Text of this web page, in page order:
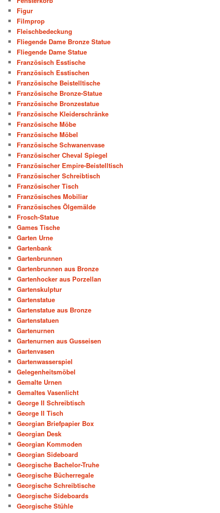
Figur
Filmprop
Fleischbedeckung
Fliegende Dame Bronze Statue
Fliegende Dame Statue
Französisch Esstische
Französisch Esstischen
Französische Beistelltische
Französische Bronze-Statue
Französische Bronzestatue
Französische Kleiderschränke
Französische Möbe
Französische Möbel
Französische Schwanenvase
Französischer Cheval Spiegel
Französischer Empire-Beistelltisch
Französischer Schreibtisch
Französischer Tisch
Französisches Mobiliar
Französisches Ölgemälde
Frosch-Statue
Games Tische
Garten Urne
Gartenbank
Gartenbrunnen
Gartenbrunnen aus Bronze
Gartenhocker aus Porzellan
Gartenskulptur
Gartenstatue
Gartenstatue aus Bronze
Gartenstatuen
Gartenurnen
Gartenurnen aus Gusseisen
Gartenvasen
Gartenwasserspiel
Gelegenheitsmöbel
Gemalte Urnen
Gemaltes Vasenlicht
George II Schreibtisch
George II Tisch
Georgian Briefpapier Box
Georgian Desk
Georgian Kommoden
Georgian Sideboard
Georgische Bachelor-Truhe
Georgische Bücherregale
Georgische Schreibtische
Georgische Sideboards
Georgische Stühle